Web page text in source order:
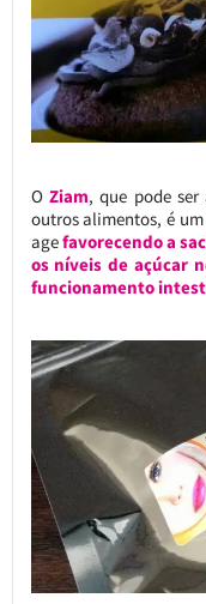
OZiam, que pode
outros alimentos, é
agefavorecendo a
os níveis de açúcar
funcionamento